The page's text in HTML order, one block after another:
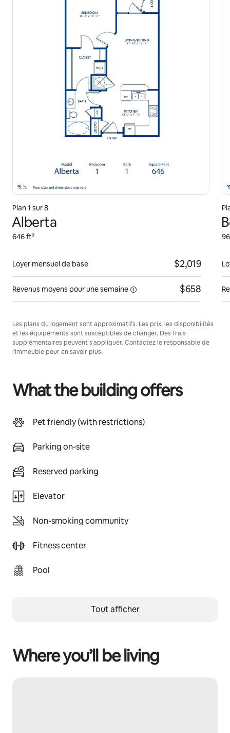
Plan 1 sur 8
Alberta
646 ft²
Loyer mensuel de base $2,019
Revenus moyens pour unesemaine $658
Les plans du logement sont approximatifs. Les prix, les disponibilités
et les équipements sont susceptibles de changer. Des frais
supplémentaires peuvent s'appliquer. Contactez le responsable de
l'immeuble pour en savoir plus.
What the building offers
Pet friendly (with restrictions)
Parking on-site
Reserved parking
Elevator
Non-smoking community
Fitness center
Pool
Tout afficher
Where you’ll be living